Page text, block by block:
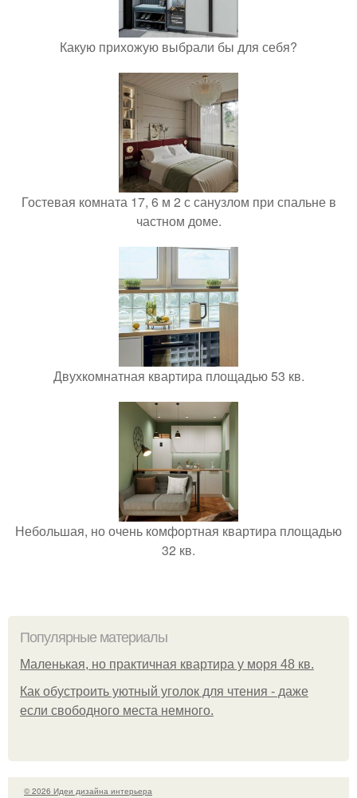
Какую прихожую выбрали бы для себя?
Гостевая комната 17, 6 м 2 с санузлом при спальне в
частном доме.
Двухкомнатная квартира площадью 53 кв.
Небольшая, но очень комфортная квартира площадью
32 кв.
Популярные материалы
Маленькая, но практичная квартира у моря 48 кв.
Как обустроить уютный уголок для чтения - даже
если свободного места немного.
© 2026 Идеи дизайна интерьера